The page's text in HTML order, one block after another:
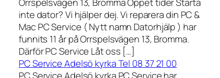
Orrspelsvägen 13, Bromma Öppet tider Starta
inte dator? Vi hjälper dej. Vi reparera din PC &
Mac PC Service ( Nytt namn Datorhjälp ) har
funnits 11 år på Orrspelsvägen 13, Bromma.
Därför PC Service Låt oss […]
PC Service Adelsö kyrka Tel 08 37 21 00